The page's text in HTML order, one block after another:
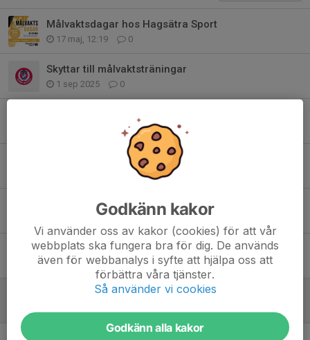
Målvaktsdagar hos Hagsätra Sport
17 maj, 12:19 0
Skyttar till målvaktsträningar
1 sep 2025 0
0
Målvaktsdagar på Hagsätra Sport
6 mar 2025 0
Målvaktsdag lördag 18 januari
9 jan 2025 0
Inbjudan från Hagsätra Sport
Godkänn kakor
Vi använder oss av kakor (cookies) för att vår
webbplats ska fungera bra för dig. De används
även för webbanalys i syfte att hjälpa oss att
förbättra våra tjänster.
Så använder vi cookies
Godkänn alla kakor